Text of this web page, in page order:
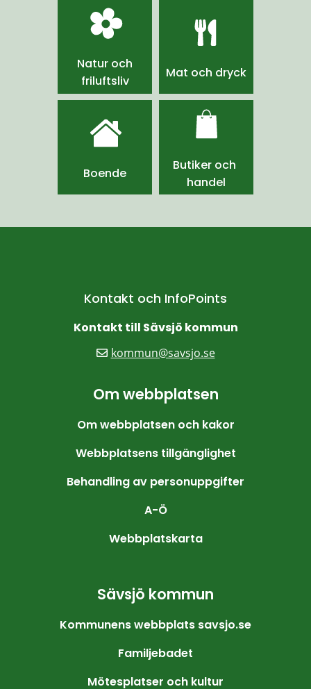
Natur och
friluftsliv
Mat och dryck
Boende
Butiker och
handel
Kontakt och InfoPoints
Kontakt till Sävsjö kommun
kommun@savsjo.se
Om webbplatsen
Om webbplatsen och kakor
Webbplatsens tillgänglighet
Behandling av personuppgifter
A-Ö
Webbplatskarta
Sävsjö kommun
Kommunens webbplats savsjo.se
Familjebadet
Mötesplatser och kultur